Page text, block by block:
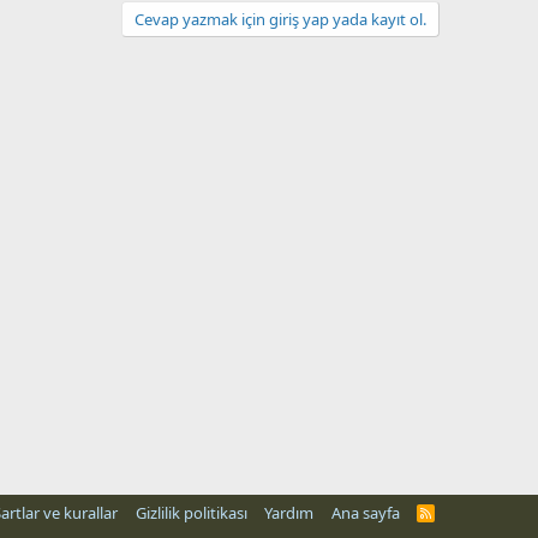
Cevap yazmak için giriş yap yada kayıt ol.
ve kurallar Gizlilik politikası Yardım Ana sayfa
R